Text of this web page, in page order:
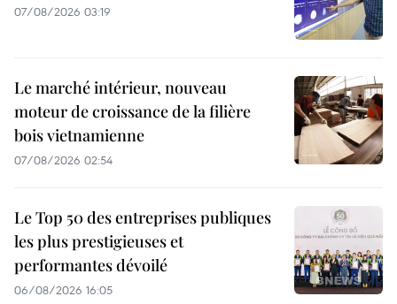
07/08/2026 03:19
Le marché intérieur, nouveau
moteur de croissance de la filière
bois vietnamienne
07/08/2026 02:54
Le Top 50 des entreprises publiques
les plus prestigieuses et
performantes dévoilé
06/08/2026 16:05